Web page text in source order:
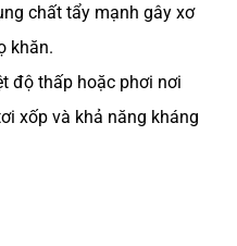
chất tẩy mạnh gây xơ
khăn.
độ thấp hoặc phơi nơi
xốp và khả năng kháng